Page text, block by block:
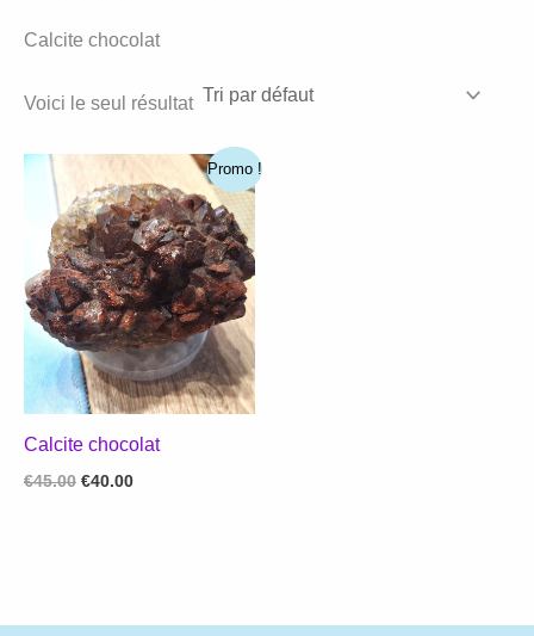
Calcite chocolat
Voici le seul résultat
Promo !
Calcite chocolat
€45.00 Le
€40.00Le